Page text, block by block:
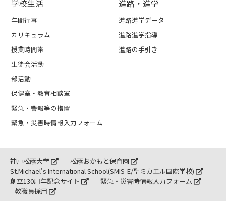
学校生活
年間行事
カリキュラム
授業時間帯
生徒会活動
部活動
保健室・教育相談室
緊急・警報等の措置
緊急・災害時情報入力フォーム
進路・進学
進路進学データ
進路進学指導
進路の手引き
神戸松蔭大学
松蔭おかもと保育園
St.Michael's International School(SMIS-E/聖ミカエル国際学校)
創立130周年記念サイト
緊急・災害時情報入力フォーム
教職員採用